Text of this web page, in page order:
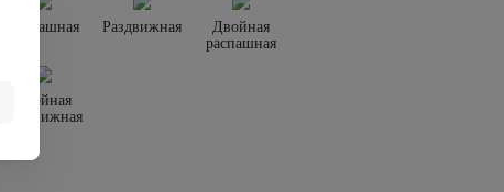
Распашная Раздвижная
Двойная
распашная
Двойная
раздвижная